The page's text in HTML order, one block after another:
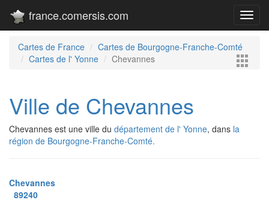
france.comersis.com
Cartes de France
Cartes de Bourgogne-Franche-Comté
Cartes de l' Yonne
Chevannes
Ville de Chevannes
Chevannes est une ville du département de l' Yonne, dans la
région de Bourgogne-Franche-Comté.
Chevannes
89240